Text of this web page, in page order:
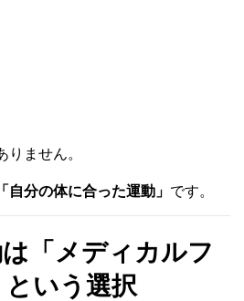
ません。
「自分の体に合った運動」 です。
「メディカルフ
いう選択